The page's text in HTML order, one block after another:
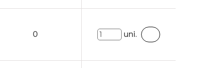
0 uni.